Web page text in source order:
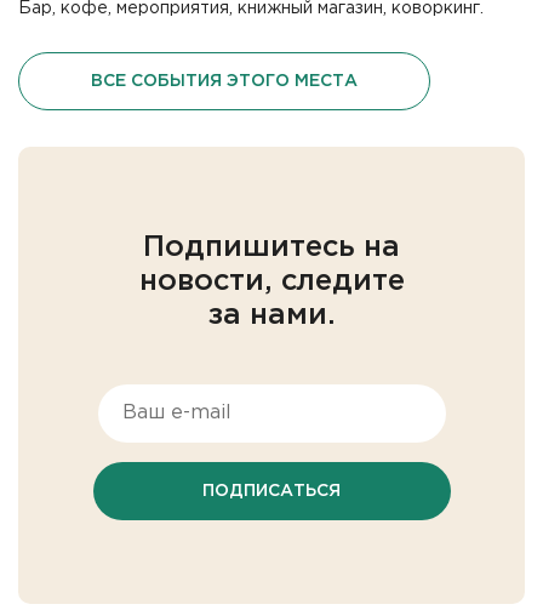
Бар, кофе, мероприятия, книжный магазин, коворкинг.
ВСЕ СОБЫТИЯ ЭТОГО МЕСТА
Подпишитесь на
новости, следите
за нами.
ПОДПИСАТЬСЯ